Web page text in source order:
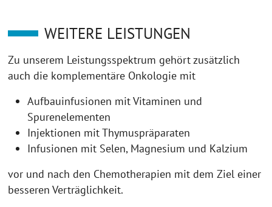
WEITERE LEISTUNGEN
Zu unserem Leistungsspektrum gehört zusätzlich
auch die komplementäre Onkologie mit
Aufbauinfusionen mit Vitaminen und
Spurenelementen
Injektionen mit Thymuspräparaten
Infusionen mit Selen, Magnesium und Kalzium
vor und nach den Chemotherapien mit dem Ziel einer
besseren Verträglichkeit.